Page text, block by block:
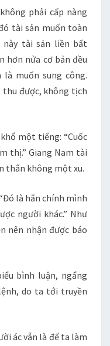
phải cấp nàng
tài sản muốn toàn
này tài sản liền bất
hơn nửa cơ bản đều
muốn sung công.
thu được, không tịch
một tiếng: “Cuốc
thị.” Giang Nam tài
thân không một xu.
là hắn chính mình
người khác.” Như
nên nhận được báo
bình luận, ngẩng
do ta tới truyền
ác vẫn là để ta làm